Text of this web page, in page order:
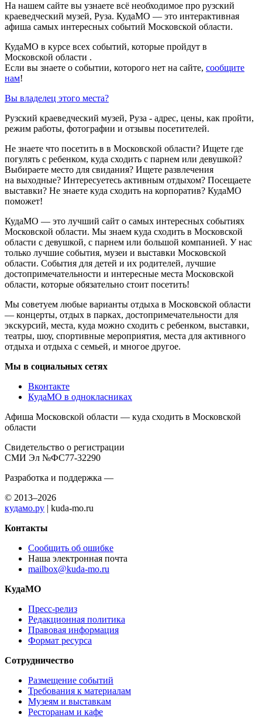
На нашем сайте вы узнаете всё необходимое про рузский
краеведческий музей, Руза. КудаМО — это интерактивная
афиша самых интересных событий Московской области.
КудаМО в курсе всех событий, которые пройдут в
Московской области .
Если вы знаете о событии, которого нет на сайте, сообщите
нам!
Вы владелец этого места?
Рузский краеведческий музей, Руза - адрес, цены, как пройти,
режим работы, фотографии и отзывы посетителей.
Не знаете что посетить в в Московской области? Ищете где
погулять с ребенком, куда сходить с парнем или девушкой?
Выбираете место для свидания? Ищете развлечения
на выходные? Интересуетесь активным отдыхом? Посещаете
выставки? Не знаете куда сходить на корпоратив? КудаМО
поможет!
КудаМО — это лучший сайт о самых интересных событиях
Московской области. Мы знаем куда сходить в Московской
области с девушкой, с парнем или большой компанией. У нас
только лучшие события, музеи и выставки Московской
области. События для детей и их родителей, лучшие
достопримечательности и интересные места Московской
области, которые обязательно стоит посетить!
Мы советуем любые варианты отдыха в Московской области
— концерты, отдых в парках, достопримечательности для
экскурсий, места, куда можно сходить с ребенком, выставки,
театры, шоу, спортивные мероприятия, места для активного
отдыха и отдыха с семьей, и многое другое.
Мы в социальных сетях
Вконтакте
КудаМО в однокласниках
Афиша Московской области — куда сходить в Московской
области
Свидетельство о регистрации
СМИ Эл №ФС77-32290
Разработка и поддержка —
© 2013–2026
кудамо.ру | kuda-mo.ru
Контакты
Сообщить об ошибке
Наша электронная почта
mailbox@kuda-mo.ru
КудаМО
Пресс-релиз
Редакционная политика
Правовая информация
Формат ресурса
Сотрудничество
Размещение событий
Требования к материалам
Музеям и выставкам
Ресторанам и кафе